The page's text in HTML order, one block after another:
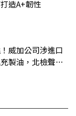
造A+韌性
威加公司涉進口
製油，北檢聲押2